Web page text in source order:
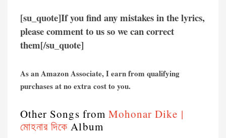
[su_quote]If you find any mistakes in the lyrics,
please comment to us so we can correct
them[/su_quote]
As an Amazon Associate, I earn from qualifying
purchases at no extra cost to you.
Other Songs from Mohonar Dike |
মোহনার দিকে Album